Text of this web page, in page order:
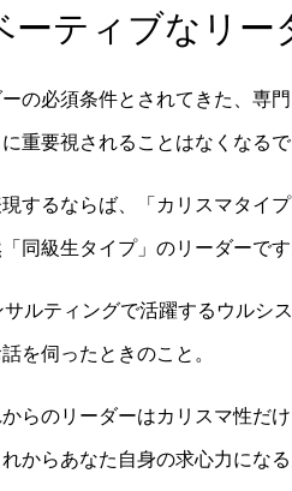
ーティブなリー
の必須条件とされてきた、専
重要視されることはなくなるで
するならば、「カリスマタイ
同級生タイプ」のリーダーです
ルティングで活躍するウルシ
を伺ったときのこと。
らのリーダーはカリスマ性だ
からあなた自身の求心力にな